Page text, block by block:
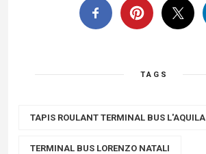
TAGS
TAPIS ROULANT TERMINAL BUS L'AQUILA
TERMINAL BUS LORENZO NATALI